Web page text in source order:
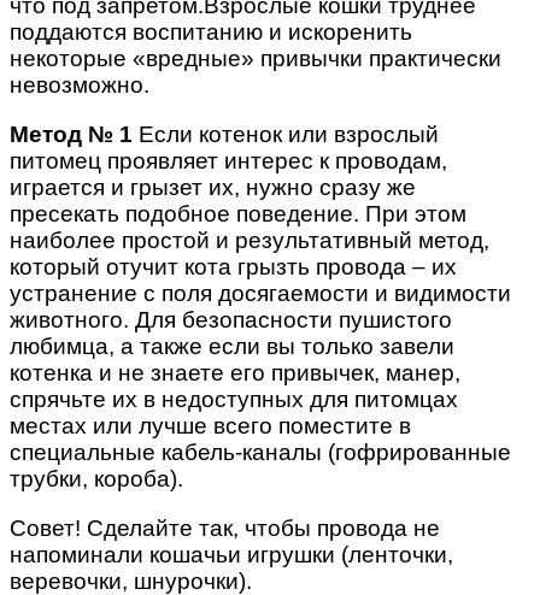
что под запретом.Взрослые кошки труднее
поддаются воспитанию и искоренить
некоторые «вредные» привычки практически
невозможно.
Метод № 1 Если котенок или взрослый
питомец проявляет интерес к проводам,
играется и грызет их, нужно сразу же
пресекать подобное поведение. При этом
наиболее простой и результативный метод,
который отучит кота грызть провода – их
устранение с поля досягаемости и видимости
животного. Для безопасности пушистого
любимца, а также если вы только завели
котенка и не знаете его привычек, манер,
спрячьте их в недоступных для питомцах
местах или лучше всего поместите в
специальные кабель-каналы (гофрированные
трубки, короба).
Совет! Сделайте так, чтобы провода не
напоминали кошачьи игрушки (ленточки,
веревочки, шнурочки).